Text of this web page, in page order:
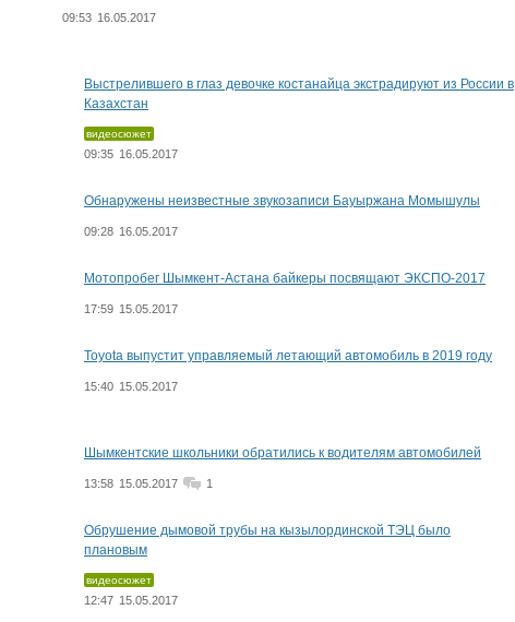
09:53 16.05.2017
Выстрелившего в глаз девочке костанайца экстрадируют из России в
Казахстан
видеосюжет
09:35 16.05.2017
Обнаружены неизвестные звукозаписи Бауыржана Момышулы
09:28 16.05.2017
Мотопробег Шымкент-Астана байкеры посвящают ЭКСПО-2017
17:59 15.05.2017
Toyota выпустит управляемый летающий автомобиль в 2019 году
15:40 15.05.2017
Шымкентские школьники обратились к водителям автомобилей
13:58 15.05.2017 1
Обрушение дымовой трубы на кызылординской ТЭЦ было
плановым
видеосюжет
12:47 15.05.2017